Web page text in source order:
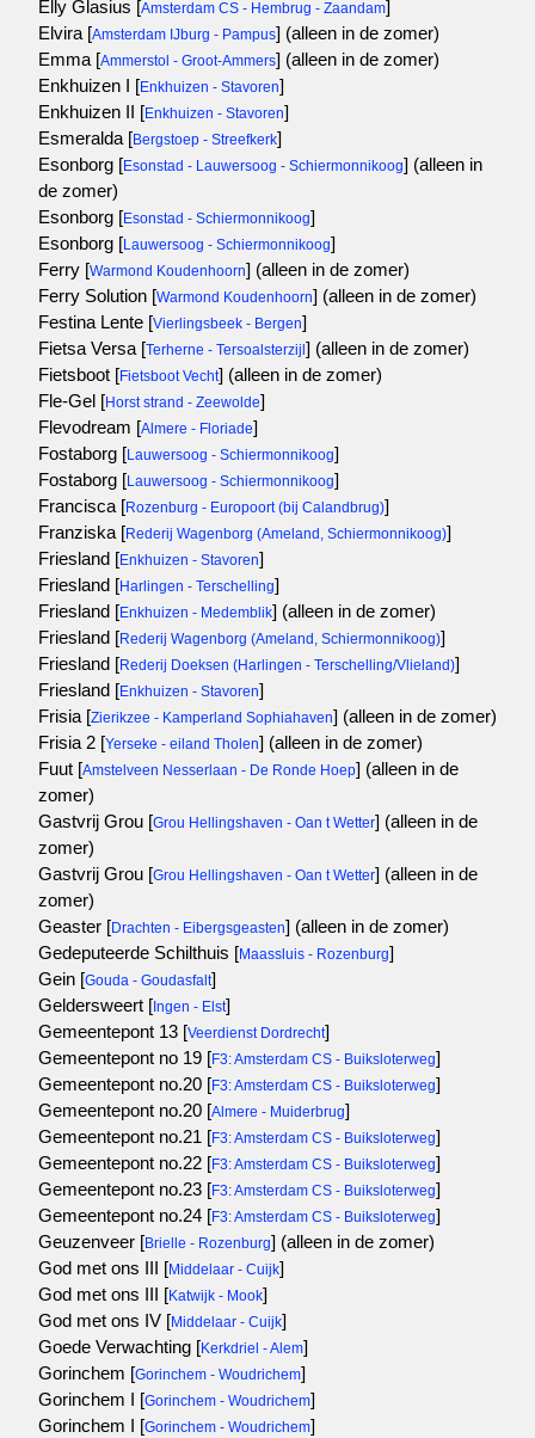
Elly Glasius [Amsterdam CS - Hembrug - Zaandam]
Elvira [Amsterdam IJburg - Pampus] (alleen in de zomer)
Emma [Ammerstol - Groot-Ammers] (alleen in de zomer)
Enkhuizen I [Enkhuizen - Stavoren]
Enkhuizen II [Enkhuizen - Stavoren]
Esmeralda [Bergstoep - Streefkerk]
Esonborg [Esonstad - Lauwersoog - Schiermonnikoog] (alleen in
de zomer)
Esonborg [Esonstad - Schiermonnikoog]
Esonborg [Lauwersoog - Schiermonnikoog]
Ferry [Warmond Koudenhoorn] (alleen in de zomer)
Ferry Solution [Warmond Koudenhoorn] (alleen in de zomer)
Festina Lente [Vierlingsbeek - Bergen]
Fietsa Versa [Terherne - Tersoalsterzijl ] (alleen in de zomer)
Fietsboot [Fietsboot Vecht] (alleen in de zomer)
Fle-Gel [Horst strand - Zeewolde]
Flevodream [Almere - Floriade]
Fostaborg [Lauwersoog - Schiermonnikoog]
Fostaborg [Lauwersoog - Schiermonnikoog]
Francisca [Rozenburg - Europoort (bij Calandbrug)]
Franziska [Rederij Wagenborg (Ameland, Schiermonnikoog)]
Friesland [Enkhuizen - Stavoren]
Friesland [Harlingen - Terschelling]
Friesland [Enkhuizen - Medemblik] (alleen in de zomer)
Friesland [Rederij Wagenborg (Ameland, Schiermonnikoog)]
Friesland [Rederij Doeksen (Harlingen - Terschelling/Vlieland)]
Friesland [Enkhuizen - Stavoren]
Frisia [Zierikzee - Kamperland Sophiahaven] (alleen in de zomer)
Frisia 2 [Yerseke - eiland Tholen] (alleen in de zomer)
Fuut [Amstelveen Nesserlaan - De Ronde Hoep] (alleen in de
zomer)
Gastvrij Grou [Grou Hellingshaven - Oan t Wetter] (alleen in de
zomer)
Gastvrij Grou [Grou Hellingshaven - Oan t Wetter] (alleen in de
zomer)
Geaster [Drachten - Eibergsgeasten] (alleen in de zomer)
Gedeputeerde Schilthuis [Maassluis - Rozenburg]
Gein [Gouda - Goudasfalt]
Geldersweert [ Ingen - Elst]
Gemeentepont 13 [Veerdienst Dordrecht]
Gemeentepont no 19 [F3: Amsterdam CS - Buiksloterweg]
Gemeentepont no.20 [F3: Amsterdam CS - Buiksloterweg]
Gemeentepont no.20 [Almere - Muiderbrug]
Gemeentepont no.21 [F3: Amsterdam CS - Buiksloterweg]
Gemeentepont no.22 [F3: Amsterdam CS - Buiksloterweg]
Gemeentepont no.23 [F3: Amsterdam CS - Buiksloterweg]
Gemeentepont no.24 [F3: Amsterdam CS - Buiksloterweg]
Geuzenveer [Brielle - Rozenburg] (alleen in de zomer)
God met ons III [Middelaar - Cuijk]
God met ons III [Katwijk - Mook]
God met ons IV [Middelaar - Cuijk]
Goede Verwachting [Kerkdriel - Alem]
Gorinchem [Gorinchem - Woudrichem]
Gorinchem I [Gorinchem - Woudrichem]
Gorinchem I [Gorinchem - Woudrichem]